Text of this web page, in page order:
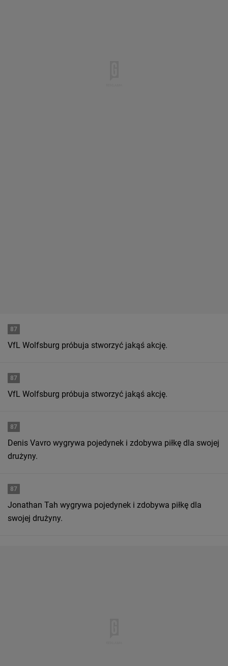
87
VfL Wolfsburg próbuja stworzyć jakąś akcję.
87
VfL Wolfsburg próbuja stworzyć jakąś akcję.
87
Denis Vavro wygrywa pojedynek i zdobywa piłkę dla swojej
drużyny.
87
Jonathan Tah wygrywa pojedynek i zdobywa piłkę dla
swojej drużyny.